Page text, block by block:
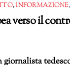
,INFORMAZIONE
verso il
giornalista